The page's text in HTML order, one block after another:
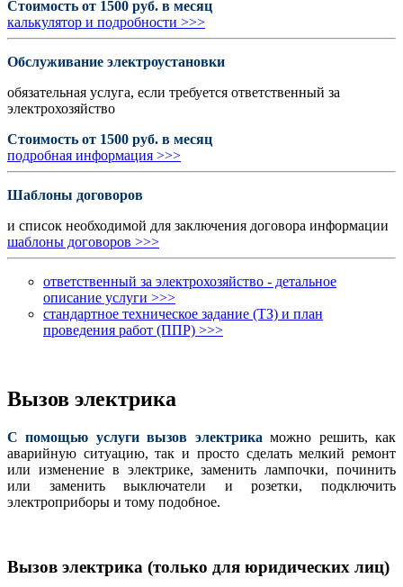
Стоимость от 1500 руб. в месяц
калькулятор и подробности >>>
Обслуживание электроустановки
обязательная услуга, если требуется ответственный за
электрохозяйство
Стоимость от 1500 руб. в месяц
подробная информация >>>
Шаблоны договоров
и список необходимой для заключения договора информации
шаблоны договоров >>>
ответственный за электрохозяйство - детальное
описание услуги >>>
стандартное техническое задание (ТЗ) и план
проведения работ (ППР) >>>
Вызов электрика
С помощью услуги вызов электрикаможно решить, как
аварийную ситуацию, так и просто сделать мелкий ремонт
или изменение в электрике, заменить лампочки, починить
или заменить выключатели и розетки, подключить
электроприборы и тому подобное.
Вызов электрика (только для юридических лиц)